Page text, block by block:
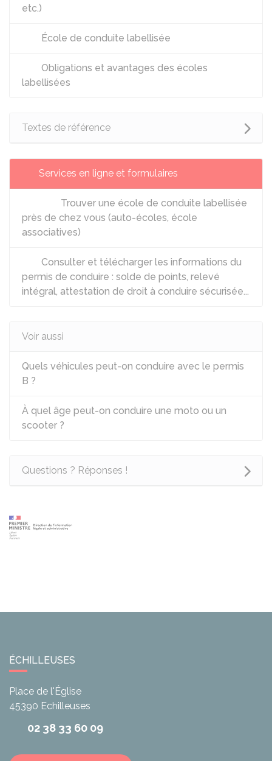
etc.)
École de conduite labellisée
Obligations et avantages des écoles
labellisées
Textes de référence
Services en ligne et formulaires
Trouver une école de conduite labellisée
près de chez vous (auto-écoles, école
associatives)
Consulter et télécharger les informations du
permis de conduire : solde de points, relevé
intégral, attestation de droit à conduire sécurisée...
Voir aussi
Quels véhicules peut-on conduire avec le permis
B ?
À quel âge peut-on conduire une moto ou un
scooter ?
Questions ? Réponses !
ÉCHILLEUSES
Place de l'Église
45390 Echilleuses
02 38 33 60 09